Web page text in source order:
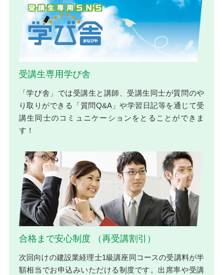
受講生専用学び舎
「学び舎」では受講生と講師、受講生同士が質問のや
り取りができる「質問Q&A」や学習日記等を通じて受
講生同士のコミュニケーションをとることができま
す！
合格まで安心制度 （再受講割引）
次回向けの建設業経理士1級講座同コースの受講料が半
額相当でお申込みいただける制度です。出席率や受講